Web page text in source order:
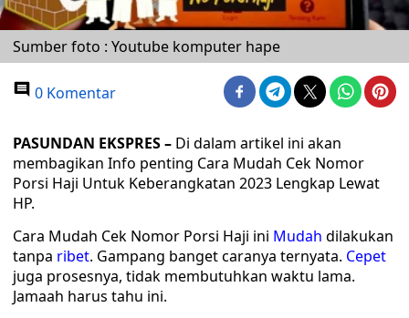
Sumber foto : Youtube komputer hape
0 Komentar
PASUNDAN EKSPRES– Di dalam artikel ini akan
membagikan Info penting Cara Mudah Cek Nomor
Porsi Haji Untuk Keberangkatan 2023 Lengkap Lewat
HP.
Cara Mudah Cek Nomor Porsi Haji ini Mudah dilakukan
tanpa ribet. Gampang banget caranya ternyata. Cepet
juga prosesnya, tidak membutuhkan waktu lama.
Jamaah harus tahu ini.